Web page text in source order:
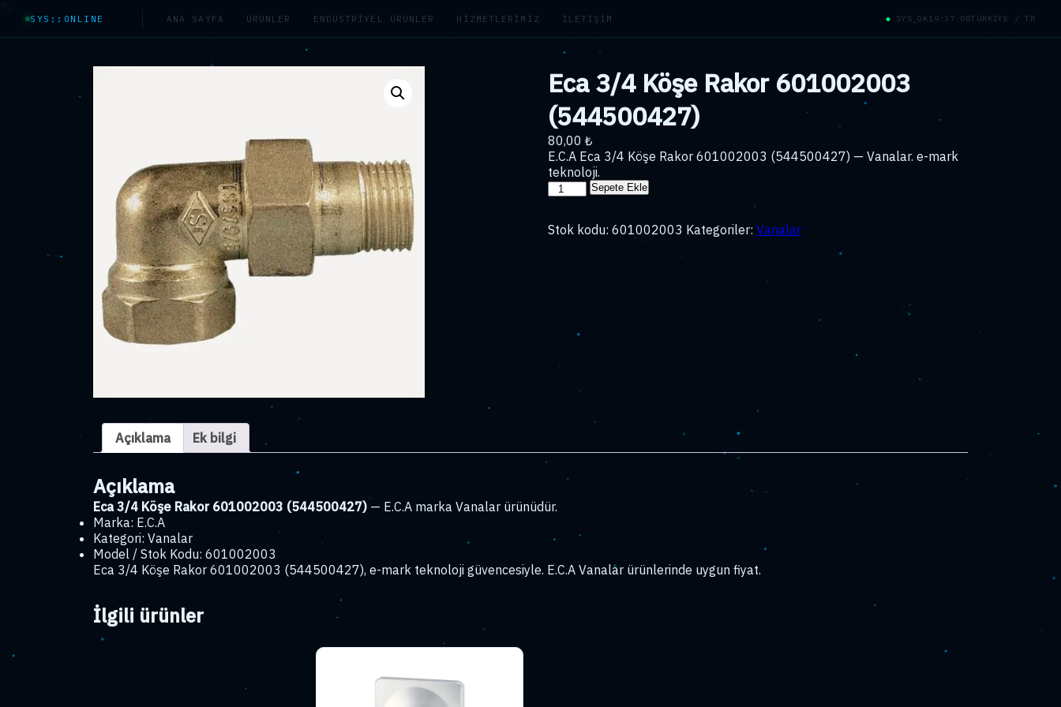
SYS::ONLINE ANA SAYFA ÜRÜNLER ENDÜSTRIYEL ÜRÜNLER HIZMETLERIMIZ İLETIŞIM ◆ SYS_OK19:37:08TÜRKİYE / TR
Eca 3/4 Köşe Rakor 601002003
(544500427)
80,00₺
E.C.A Eca 3/4 Köşe Rakor 601002003 (544500427) — Vanalar. e-mark
teknoloji.
Eca
Rakor
Sepete Ekle
Stok kodu:601002003 Kategoriler:Vanalar
Açıklama Ek bilgi
Açıklama
Eca 3/4 Köşe Rakor 601002003 (544500427) — E.C.A marka Vanalar ürünüdür.
Marka: E.C.A
Kategori: Vanalar
Model / Stok Kodu: 601002003
Eca 3/4 Köşe Rakor 601002003 (544500427), e-mark teknoloji güvencesiyle. E.C.A Vanalar ürünlerinde uygun fiyat.
İlgili ürünler